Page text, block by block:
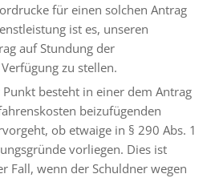
für einen solchen Antrag
ist es, unseren
auf Stundung der
zu stellen.
besteht in einer dem Antrag
beizufügenden
ob etwaige in § 290 Abs. 1
vorliegen. Dies ist
Fall, wenn der Schuldner wegen